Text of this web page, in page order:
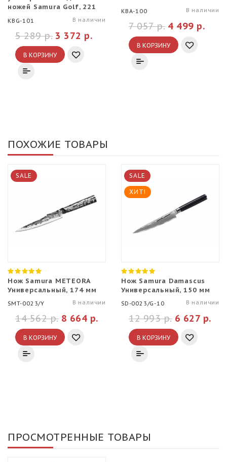
ножей Samura Golf, 221
KBG-101 В наличии
3 372 р.
5 289 р.
В КОРЗИНУ
KBA-100 В наличии
4 499 р.
7 057 р.
В КОРЗИНУ
ПОХОЖИЕ ТОВАРЫ
SALE
Нож Samura METEORA
Универсальный, 174 мм
SMT-0023/Y В наличии
8 664 р.
14 562 р.
В КОРЗИНУ
SALE
ХИТ!
Нож Samura Damascus
Универсальный, 150 мм
SD-0023/G-10 В наличии
6 627 р.
12 993 р.
В КОРЗИНУ
ПРОСМОТРЕННЫЕ ТОВАРЫ